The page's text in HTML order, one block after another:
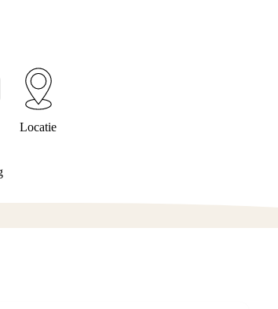
Locatie